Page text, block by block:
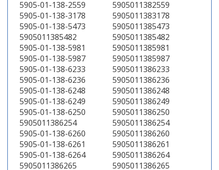
5905-01-138-2559
5905011382559
5905-01-138-3178
5905011383178
5905-01-138-5473
5905011385473
5905011385482
5905011385482
5905-01-138-5981
5905011385981
5905-01-138-5987
5905011385987
5905-01-138-6233
5905011386233
5905-01-138-6236
5905011386236
5905-01-138-6248
5905011386248
5905-01-138-6249
5905011386249
5905-01-138-6250
5905011386250
5905011386254
5905011386254
5905-01-138-6260
5905011386260
5905-01-138-6261
5905011386261
5905-01-138-6264
5905011386264
5905011386265
5905011386265